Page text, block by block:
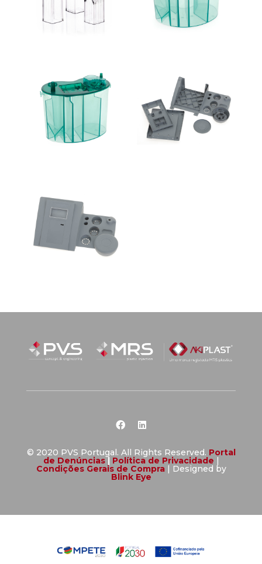
© 2020 PVS Portugal. All Rights Reserved. Portal
de Denúncias| Política de Privacidade |
Condições Gerais de Compra| Designed by
Blink Eye